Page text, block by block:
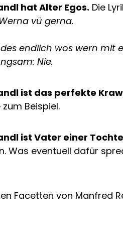
hat Alter Egos. Die
vü gerna.
endlich wos wern mit
Nie.
ist das perfekte
Beispiel.
ist Vater einer
Was eventuell dafür
Facetten von Manfred